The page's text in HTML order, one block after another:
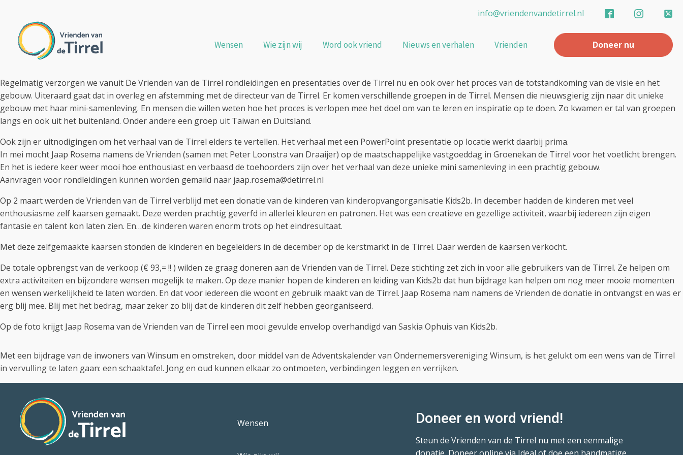
info@vriendenvandetirrel.nl
Wensen Wie zijn wij Word ook vriend Nieuws en verhalen Vrienden Doneer nu
Regelmatig verzorgen we vanuit De Vrienden van de Tirrel rondleidingen en presentaties over de Tirrel nu en ook over het proces van de totstandkoming van de visie en het
gebouw. Uiteraard gaat dat in overleg en afstemming met de directeur van de Tirrel. Er komen verschillende groepen in de Tirrel. Mensen die nieuwsgierig zijn naar dit unieke
gebouw met haar mini-samenleving. En mensen die willen weten hoe het proces is verlopen mee het doel om van te leren en inspiratie op te doen. Zo kwamen er tal van groepen
langs en ook uit het buitenland. Onder andere een groep uit Taiwan en Duitsland.
Ook zijn er uitnodigingen om het verhaal van de Tirrel elders te vertellen. Het verhaal met een PowerPoint presentatie op locatie werkt daarbij prima.
In mei mocht Jaap Rosema namens de Vrienden (samen met Peter Loonstra van Draaijer) op de maatschappelijke vastgoeddag in Groenekan de Tirrel voor het voetlicht brengen.
En het is iedere keer weer mooi hoe enthousiast en verbaasd de toehoorders zijn over het verhaal van deze unieke mini samenleving in een prachtig gebouw.
Aanvragen voor rondleidingen kunnen worden gemaild naar jaap.rosema@detirrel.nl
Op 2 maart werden de Vrienden van de Tirrel verblijd met een donatie van de kinderen van kinderopvangorganisatie Kids2b. In december hadden de kinderen met veel
enthousiasme zelf kaarsen gemaakt. Deze werden prachtig geverfd in allerlei kleuren en patronen. Het was een creatieve en gezellige activiteit, waarbij iedereen zijn eigen
fantasie en talent kon laten zien. En…de kinderen waren enorm trots op het eindresultaat.
Met deze zelfgemaakte kaarsen stonden de kinderen en begeleiders in de december op de kerstmarkt in de Tirrel. Daar werden de kaarsen verkocht.
De totale opbrengst van de verkoop (€ 93,= !! ) wilden ze graag doneren aan de Vrienden van de Tirrel. Deze stichting zet zich in voor alle gebruikers van de Tirrel. Ze helpen om
extra activiteiten en bijzondere wensen mogelijk te maken. Op deze manier hopen de kinderen en leiding van Kids2b dat hun bijdrage kan helpen om nog meer mooie momenten
en wensen werkelijkheid te laten worden. En dat voor iedereen die woont en gebruik maakt van de Tirrel. Jaap Rosema nam namens de Vrienden de donatie in ontvangst en was er
erg blij mee. Blij met het bedrag, maar zeker zo blij dat de kinderen dit zelf hebben georganiseerd.
Op de foto krijgt Jaap Rosema van de Vrienden van de Tirrel een mooi gevulde envelop overhandigd van Saskia Ophuis van Kids2b.
Met een bijdrage van de inwoners van Winsum en omstreken, door middel van de Adventskalender van Ondernemersvereniging Winsum, is het gelukt om een wens van de Tirrel
in vervulling te laten gaan: een schaaktafel. Jong en oud kunnen elkaar zo ontmoeten, verbindingen leggen en verrijken.
Wensen Doneer en word vriend!
Steun de Vrienden van de Tirrel nu met een eenmalige